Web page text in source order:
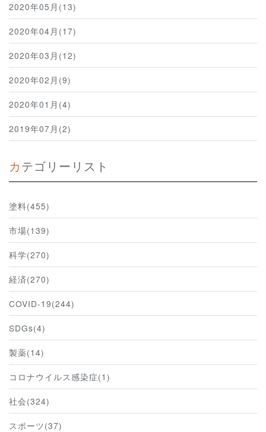
2020年05月(13)
2020年04月(17)
2020年03月(12)
2020年02月(9)
2020年01月(4)
2019年07月(2)
カテゴリーリスト
塗料(455)
市場(139)
科学(270)
経済(270)
COVID-19(244)
SDGs(4)
製薬(14)
コロナウイルス感染症(1)
社会(324)
スポーツ(37)